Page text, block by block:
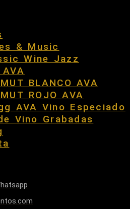
& Music
Wine Jazz
BLANCO AVA
ROJO AVA
AVA Vino Especiado
Vino Grabadas